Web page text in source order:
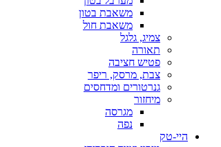
משאבת בטון
משאבת חול
צמיג, גלגל
תאורה
פטיש חציבה
צבת, מרסק, ריפר
גנרטורים ומדחסים
מיחזור
מגרסה
נפה
היי-טק